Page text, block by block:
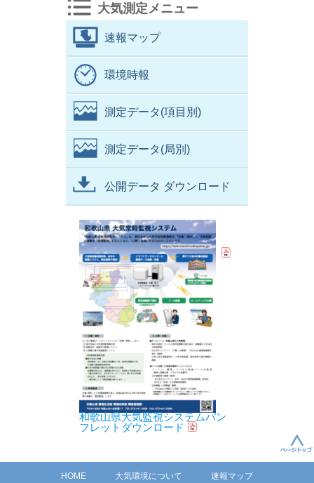
大気測定メニュー
速報マップ
環境時報
測定データ(項目別)
測定データ(局別)
公開データ ダウンロード
和歌山県大気監視システムパン
フレットダウンロード
HOME 大気環境について 速報マップ